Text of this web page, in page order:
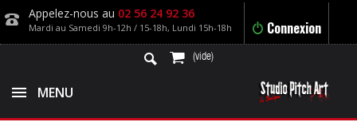
Connexion
Appelez-nous au 02 56 24 92 36
Mardi au Samedi 9h-12h / 15-18h, Lundi 15h-18h
(vide)
MENU